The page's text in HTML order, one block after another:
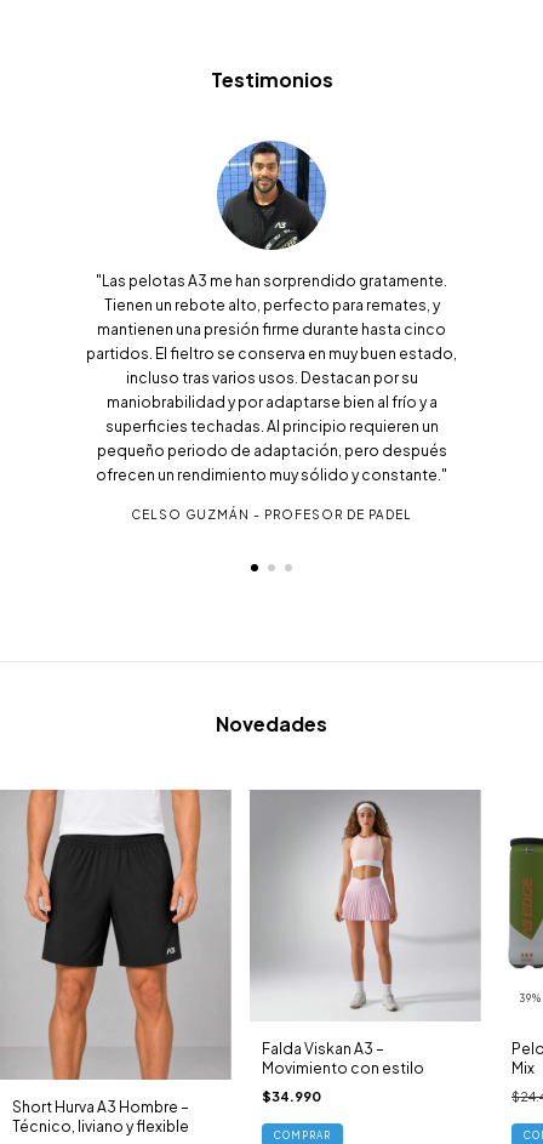
Testimonios
"Las pelotas A3 me han sorprendido gratamente.
Tienen un rebote alto, perfecto para remates, y
mantienen una presión firme durante hasta cinco
partidos. El fieltro se conserva en muy buen estado,
incluso tras varios usos. Destacan por su
maniobrabilidad y por adaptarse bien al frío y a
superficies techadas. Al principio requieren un
pequeño periodo de adaptación, pero después
ofrecen un rendimiento muy sólido y constante."
CELSO GUZMÁN - PROFESOR DE PADEL
Novedades
Short Hurva A3 Hombre –
Técnico, liviano y flexible
Falda Viskan A3 –
Movimiento con estilo
$34.990
COMPRAR
39%
Mix